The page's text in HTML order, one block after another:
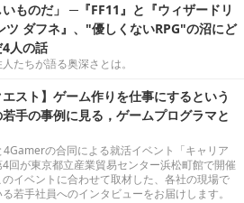
いものだ」 ─『FF11』と『ウィザードリ
ツ ダフネ』、"優しくないRPG"の沼にど
人の話
たちが語る奥深さとは。
エスト】ゲーム作りを仕事にするという
手の事例に見る，ゲームプログラマと
の合同による就活イベント「キャリア
回が東京都立産業貿易センター浜松町館で開催
イベントに合わせて取材した、各社の現場で
若手社員へのインタビューをお届けします。